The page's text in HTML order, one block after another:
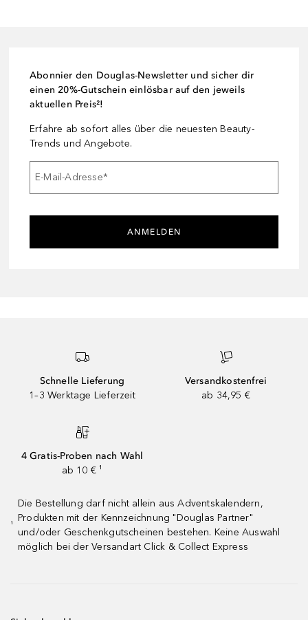
Abonnier den Douglas-Newsletter und sicher dir
einen 20%-Gutschein einlösbar auf den jeweils
aktuellen Preis²!
Erfahre ab sofort alles über die neuesten Beauty-
Trends und Angebote.
E-Mail-Adresse*
ANMELDEN
Schnelle Lieferung
1–3 Werktage Lieferzeit
Versandkostenfrei
ab 34,95 €
4 Gratis-Proben nach Wahl
ab 10 € ¹
¹
Die Bestellung darf nicht allein aus Adventskalendern,
Produkten mit der Kennzeichnung "Douglas Partner"
und/oder Geschenkgutscheinen bestehen. Keine Auswahl
möglich bei der Versandart Click & Collect Express